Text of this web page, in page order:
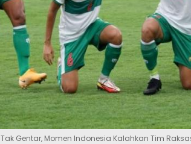
Tak Gentar, Momen Indonesia Kalahkan Tim